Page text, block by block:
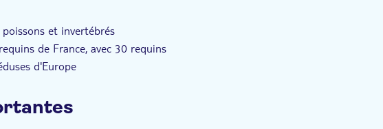
et invertébrés
de France, avec 30 requins
d'Europe